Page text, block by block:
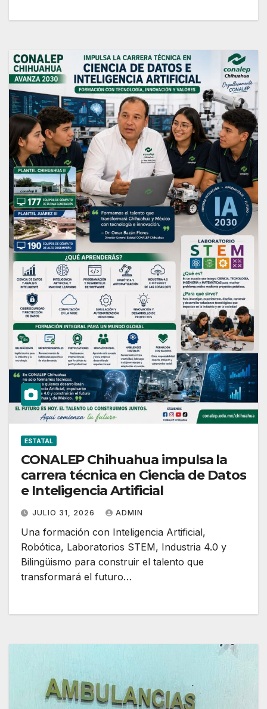
ESTATAL
CONALEP Chihuahua impulsa la
carrera técnica en Ciencia de Datos
e Inteligencia Artificial
JULIO 31, 2026 ADMIN
Una formación con Inteligencia Artificial,
Robótica, Laboratorios STEM, Industria 4.0 y
Bilingüismo para construir el talento que
transformará el futuro…